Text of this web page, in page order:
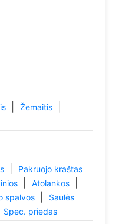
Žemaitis
Pakruojo kraštas
Atolankos
spalvos
Saulės
Spec. priedas